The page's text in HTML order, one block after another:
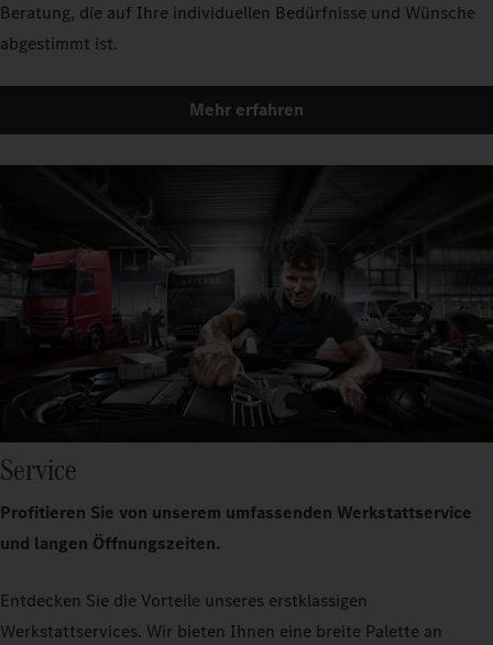
Beratung, die auf Ihre individuellen Bedürfnisse und Wünsche
abgestimmt ist.
Mehr erfahren
Service
Profitieren Sie von unserem umfassenden Werkstattservice
und langen Öffnungszeiten.
Entdecken Sie die Vorteile unseres erstklassigen
Werkstattservices. Wir bieten Ihnen eine breite Palette an